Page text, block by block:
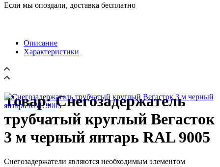
Если мы опоздали, доставка бесплатно
Описание
Характеристики
Товар: Снегозадержатель
трубчатый круглый Вегасток
3 м черный янтарь RAL 9005
Снегозадержатели являются необходимым элементом